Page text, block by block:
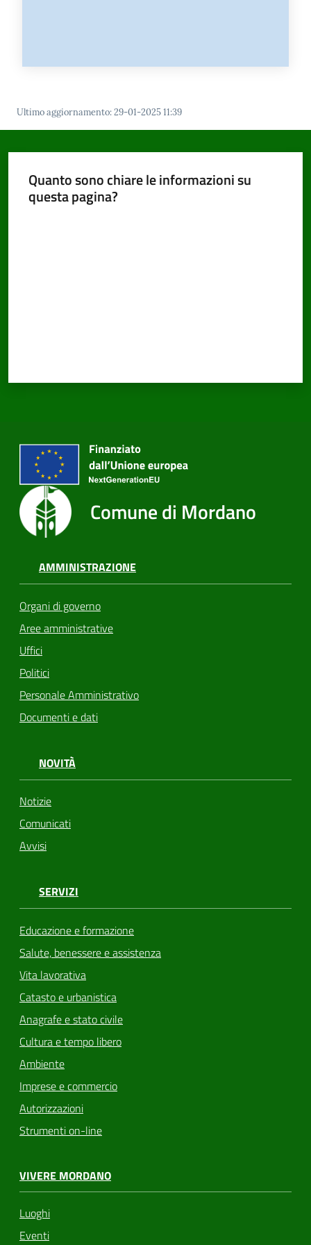
Ultimo aggiornamento:29-01-2025 11:39
Quanto sono chiare le informazioni su
questa pagina?
Comune di Mordano
AMMINISTRAZIONE
Organi di governo
Aree amministrative
Uffici
Politici
Personale Amministrativo
Documenti e dati
NOVITÀ
Notizie
Comunicati
Avvisi
SERVIZI
Educazione e formazione
Salute, benessere e assistenza
Vita lavorativa
Catasto e urbanistica
Anagrafe e stato civile
Cultura e tempo libero
Ambiente
Imprese e commercio
Autorizzazioni
Strumenti on-line
VIVERE MORDANO
Luoghi
Eventi